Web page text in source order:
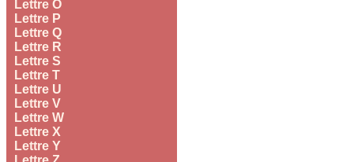
Lettre O
Lettre P
Lettre Q
Lettre R
Lettre S
Lettre T
Lettre U
Lettre V
Lettre W
Lettre X
Lettre Y